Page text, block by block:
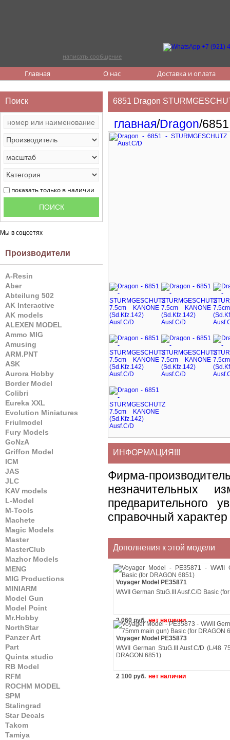
написать сообщение
Главная О нас Доставка и оплата
Поиск
показать только в наличии
Мы в соцсетях
Производители
A-Resin
Aber
Abteilung 502
AK Interactive
AK models
ALEXEN MODEL
Ammo MIG
Amusing
ARM.PNT
ASK
Aurora Hobby
Border Model
Colibri
Eureka XXL
Evolution Miniatures
Friulmodel
Fury Models
GoNzA
Griffon Model
ICM
JAS
JLC
KAV models
L-Model
M-Tools
Machete
Magic Models
Master
MasterClub
Mazhor Models
MENG
MIG Productions
MINIARM
Model Gun
Model Point
Mr.Hobby
NorthStar
Panzer Art
Part
Quinta studio
RB Model
RFM
ROCHM MODEL
SPM
Stalingrad
Star Decals
Takom
Tamiya
6851 Dragon
главная/Dragon/6851
ИНФОРМАЦИЯ!!!
Фирма-
незначительных
предварительного
справочный
Дополнения к этой модели
Voyager Model PE35871
WWII German StuG.III Ausf.C/D Basic
2 060 руб. нет наличии
Voyager Model PE35873
WWII German StuG.III Ausf.C/D (L/48
DRAGON 6851)
2 100 руб. нет наличии